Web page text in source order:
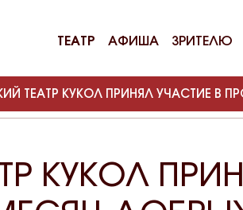
ТЕАТР АФИША ЗРИТЕЛЮ
ТЕАТР КУКОЛ ПРИНЯЛ УЧАСТИЕ В
КУКОЛ